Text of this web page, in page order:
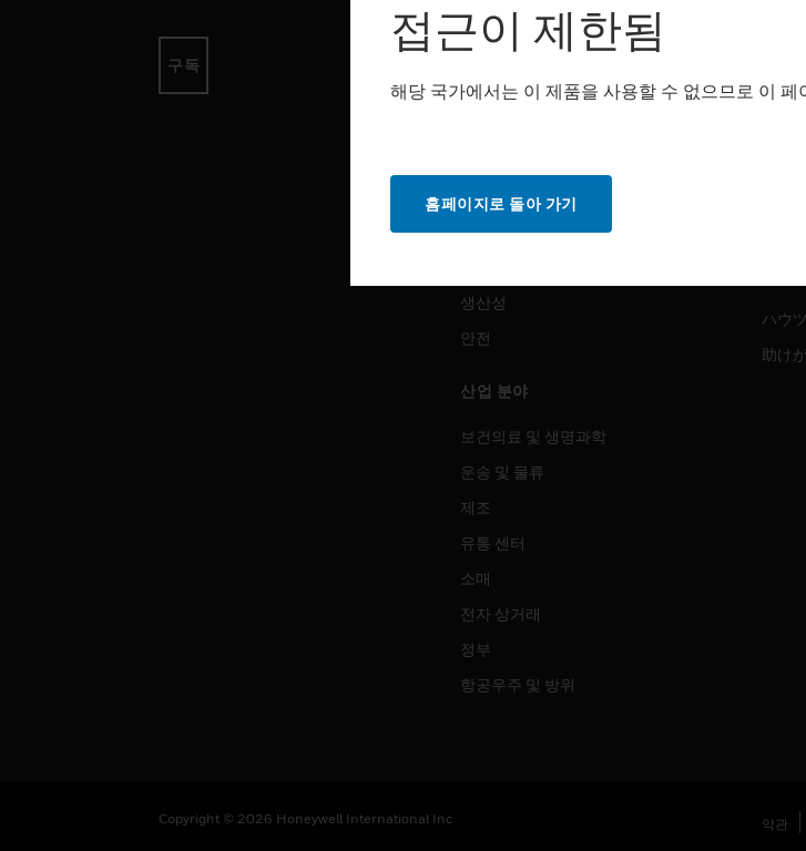
구독
소프트웨어
자동화
생산성
안전
산업 분야
보건의료 및 생명과학
운송 및 물류
제조
유통 센터
소매
전자 상거래
정부
항공우주 및 방위
자동
ハウ
助け
Copyright © 2026 Honeywell International Inc 약관
접근이 제한됨
해당 국가에서는 이 제품을 사용할 수 없으므로 이
홈페이지로 돌아 가기